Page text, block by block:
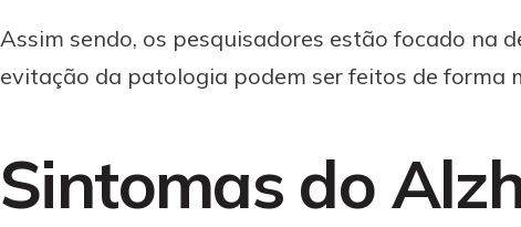
Assim sendo, os pesquisadores estão focado na
evitação da patologia podem ser feitos de forma
Sintomas do